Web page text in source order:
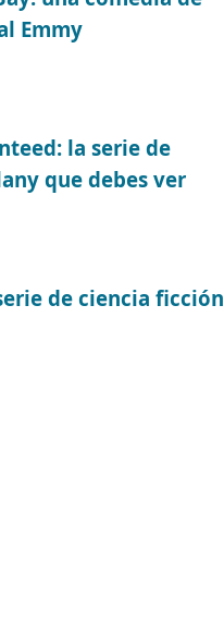
Emmy
la serie de
que debes ver
de ciencia ficción